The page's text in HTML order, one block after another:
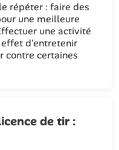
répéter : faire des
une meilleure
une activité
d'entretenir
contre certaines
de tir :